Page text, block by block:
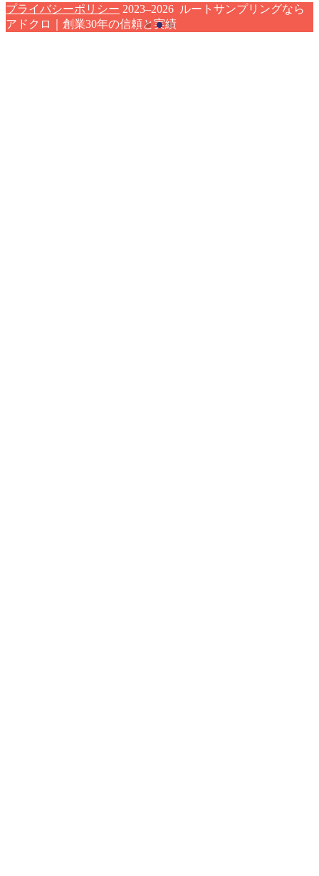
プライバシーポリシー 2023–2026 ルートサンプリングなら
アドクロ｜創業30年の信頼と実績